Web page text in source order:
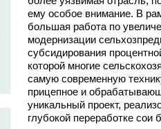
ему особое внимание. В
большая работа по
модернизации
субсидирования
которой многие
самую современную
прицепное и
уникальный проект,
глубокой переработке